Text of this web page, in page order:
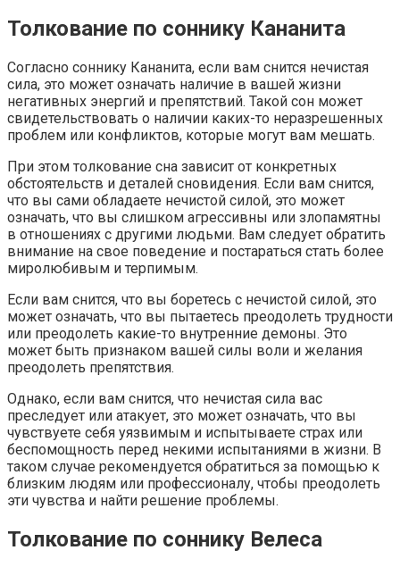
Толкование по соннику Кананита
Согласно соннику Кананита, если вам снится нечистая
сила, это может означать наличие в вашей жизни
негативных энергий и препятствий. Такой сон может
свидетельствовать о наличии каких-то неразрешенных
проблем или конфликтов, которые могут вам мешать.
При этом толкование сна зависит от конкретных
обстоятельств и деталей сновидения. Если вам снится,
что вы сами обладаете нечистой силой, это может
означать, что вы слишком агрессивны или злопамятны
в отношениях с другими людьми. Вам следует обратить
внимание на свое поведение и постараться стать более
миролюбивым и терпимым.
Если вам снится, что вы боретесь с нечистой силой, это
может означать, что вы пытаетесь преодолеть трудности
или преодолеть какие-то внутренние демоны. Это
может быть признаком вашей силы воли и желания
преодолеть препятствия.
Однако, если вам снится, что нечистая сила вас
преследует или атакует, это может означать, что вы
чувствуете себя уязвимым и испытываете страх или
беспомощность перед некими испытаниями в жизни. В
таком случае рекомендуется обратиться за помощью к
близким людям или профессионалу, чтобы преодолеть
эти чувства и найти решение проблемы.
Толкование по соннику Велеса